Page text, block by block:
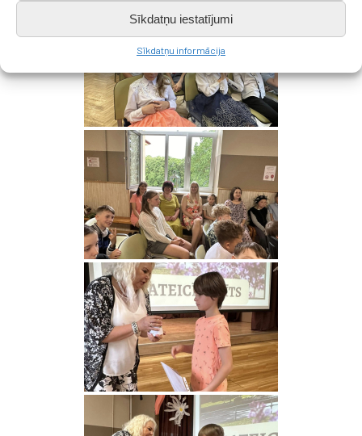
Sīkdatņu iestatījumi
Sīkdatņu informācija